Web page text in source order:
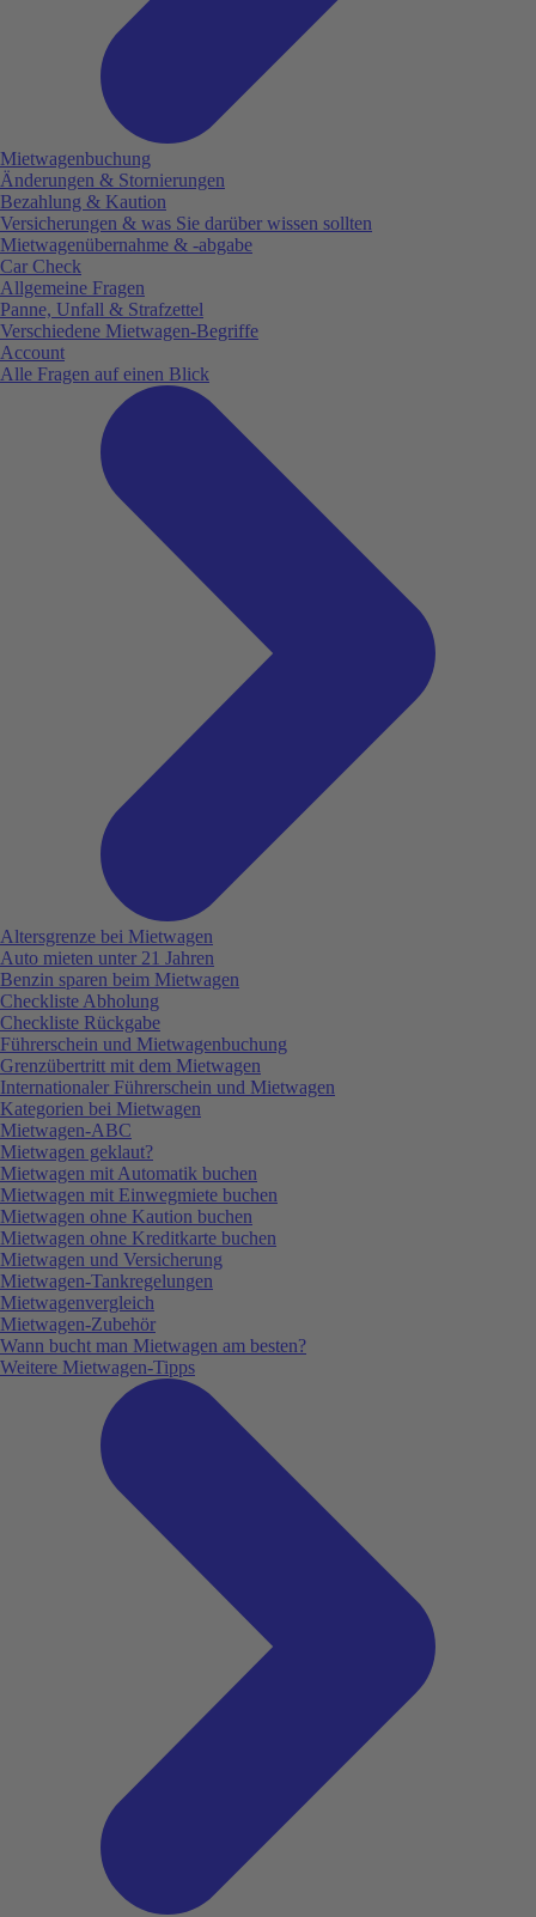
Mietwagenbuchung
Änderungen & Stornierungen
Bezahlung & Kaution
Versicherungen & was Sie darüber wissen sollten
Mietwagenübernahme & -abgabe
Car Check
Allgemeine Fragen
Panne, Unfall & Strafzettel
Verschiedene Mietwagen-Begriffe
Account
Alle Fragen auf einen Blick
Altersgrenze bei Mietwagen
Auto mieten unter 21 Jahren
Benzin sparen beim Mietwagen
Checkliste Abholung
Checkliste Rückgabe
Führerschein und Mietwagenbuchung
Grenzübertritt mit dem Mietwagen
Internationaler Führerschein und Mietwagen
Kategorien bei Mietwagen
Mietwagen-ABC
Mietwagen geklaut?
Mietwagen mit Automatik buchen
Mietwagen mit Einwegmiete buchen
Mietwagen ohne Kaution buchen
Mietwagen ohne Kreditkarte buchen
Mietwagen und Versicherung
Mietwagen-Tankregelungen
Mietwagenvergleich
Mietwagen-Zubehör
Wann bucht man Mietwagen am besten?
Weitere Mietwagen-Tipps